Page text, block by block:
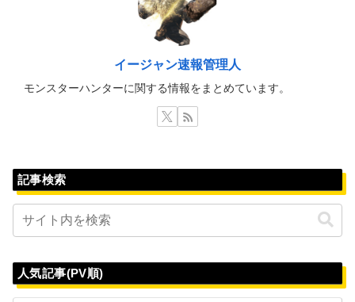
イージャン速報管理人
モンスターハンターに関する情報をまとめています。
記事検索
人気記事(PV順)